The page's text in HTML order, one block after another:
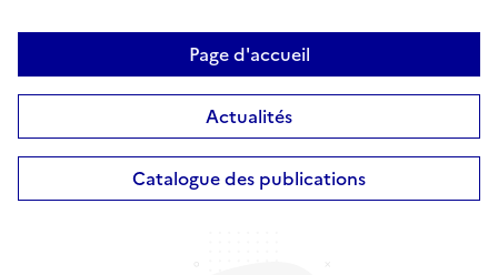
Page d'accueil
Actualités
Catalogue des publications